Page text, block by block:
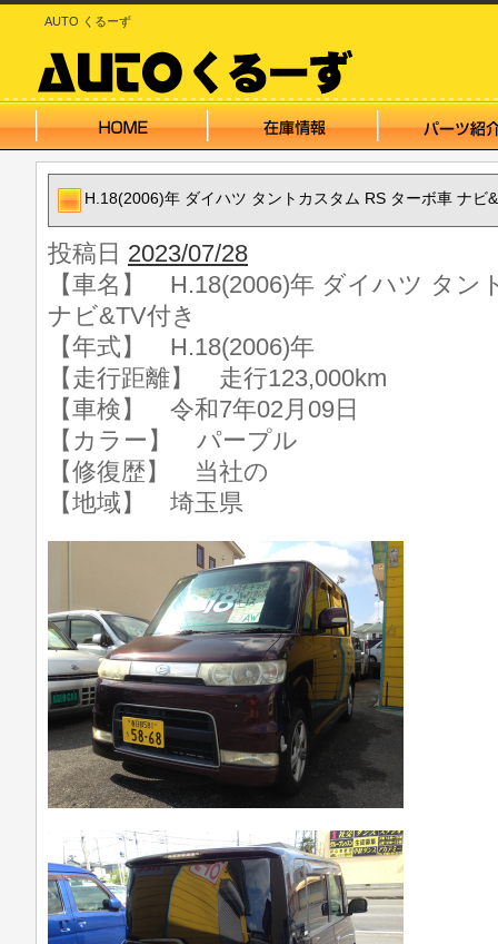
AUTO くるーず
H.18(2006)年 ダイハツ タントカスタム RS ターボ車 ナビ
投稿日 2023/07/28
【車名】 H.18(2006)年 ダイハツ タン
ナビ&TV付き
【年式】 H.18(2006)年
【走行距離】 走行123,000km
【車検】 令和7年02月09日
【カラー】 パープル
【修復歴】 当社の
【地域】 埼玉県